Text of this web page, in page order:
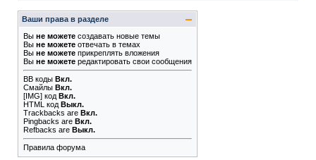
Ваши права в разделе
Вы не можете создавать новые темы
Вы не можете отвечать в темах
Вы не можете прикреплять вложения
Вы не можете редактировать свои сообщения
BB коды Вкл.
Смайлы Вкл.
[IMG] код Вкл.
HTML код Выкл.
Trackbacks are Вкл.
Pingbacks are Вкл.
Refbacks are Выкл.
Правила форума